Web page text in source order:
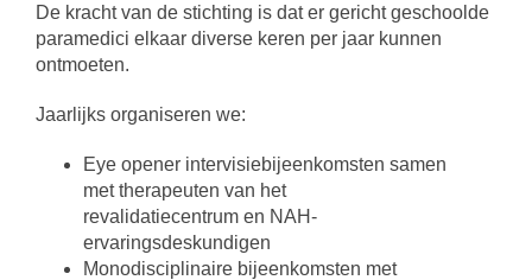
De kracht van de stichting is dat er gericht geschoolde
paramedici elkaar diverse keren per jaar kunnen
ontmoeten.
Jaarlijks organiseren we:
Eye openerintervisiebijeenkomsten samen
met therapeuten van het
revalidatiecentrum en NAH-
ervaringsdeskundigen
Monodisciplinaire bijeenkomsten met